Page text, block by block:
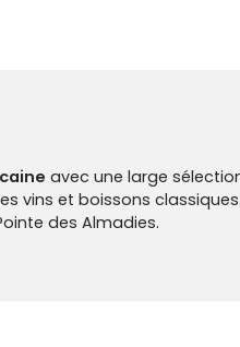
avec une large
vins et boissons
des Almadies.